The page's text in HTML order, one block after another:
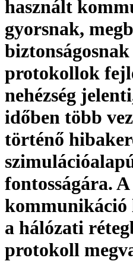
használt
gyorsnak,
protokollok
nehézség
időben több
történő
fontosságára.
kommunikáció
a hálózati
protokoll